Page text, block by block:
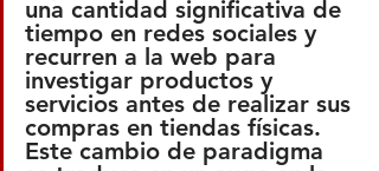
una cantidad significativa de
tiempo en redes sociales y
recurren a la web para
investigar productos y
servicios antes de realizar sus
compras en tiendas físicas.
Este cambio de paradigma